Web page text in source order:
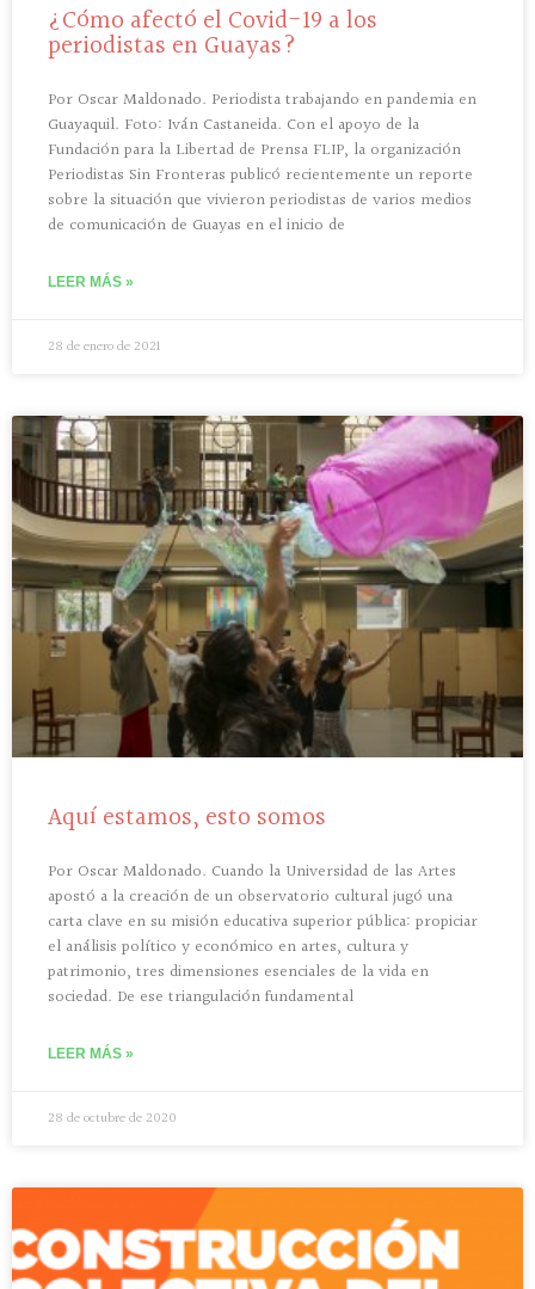
¿Cómo afectó el Covid-19 a los
periodistas en Guayas?
Por Oscar Maldonado. Periodista trabajando en pandemia en
Guayaquil. Foto: Iván Castaneida. Con el apoyo de la
Fundación para la Libertad de Prensa FLIP, la organización
Periodistas Sin Fronteras publicó recientemente un reporte
sobre la situación que vivieron periodistas de varios medios
de comunicación de Guayas en el inicio de
LEER MÁS »
28 de enero de 2021
Aquí estamos, esto somos
Por Oscar Maldonado. Cuando la Universidad de las Artes
apostó a la creación de un observatorio cultural jugó una
carta clave en su misión educativa superior pública: propiciar
el análisis político y económico en artes, cultura y
patrimonio, tres dimensiones esenciales de la vida en
sociedad. De ese triangulación fundamental
LEER MÁS »
28 de octubre de 2020